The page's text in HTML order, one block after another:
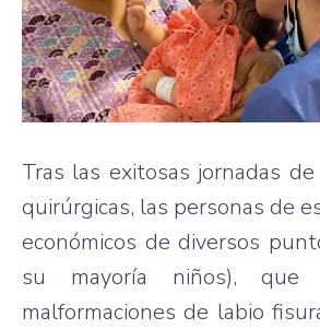
Tras las exitosas jornadas
quirúrgicas, las personas de
económicos de diversos
su mayoría niños), que
malformaciones de labio